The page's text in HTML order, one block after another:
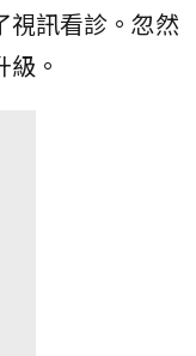
視訊看診。忽然
。